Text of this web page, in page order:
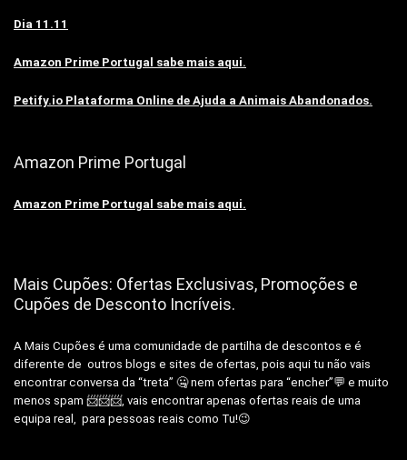
Dia 11.11
Amazon Prime Portugal sabe mais aqui.
Petify.io Plataforma Online de Ajuda a Animais Abandonados.
Amazon Prime Portugal
Amazon Prime Portugal sabe mais aqui.
Mais Cupões: Ofertas Exclusivas, Promoções e
Cupões de Desconto Incríveis.
A Mais Cupões é uma comunidade de partilha de descontos e é
diferente de outros blogs e sites de ofertas, pois aqui tu não vais
encontrar conversa da “treta” 🤐 nem ofertas para “encher”💬 e muito
menos spam 📨📨📨, vais encontrar apenas ofertas reais de uma
equipa real, para pessoas reais como Tu!😉